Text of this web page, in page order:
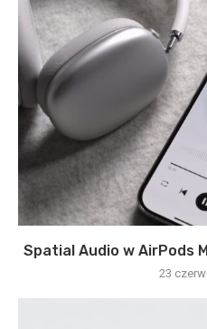
Spatial Audio w AirPods
23